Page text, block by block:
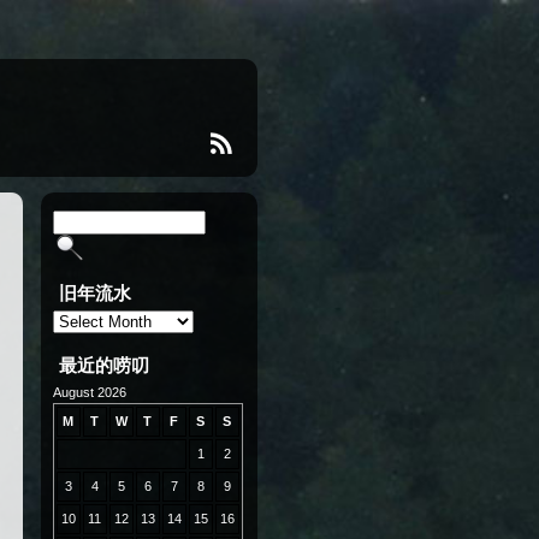
旧年流水
旧
流最近的唠叨
August 2026
M
T W T F S S
1 2
3 4 5 6 7 8 9
10 11 12 13 14 15 16